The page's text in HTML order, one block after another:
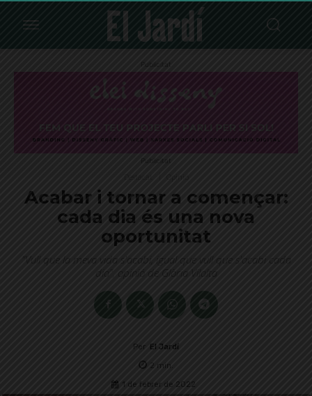
Publicitat
Publicitat
Acabar i tornar a començar:
cada dia és una nova
oportunitat
"Vull que la meva vida s'acabi, igual que vull que s'acabi cada
dia", opinió de Glòria Vilalta
Per El Jardí
2 min.
1 de febrer de 2022